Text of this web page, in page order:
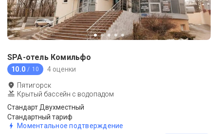
SPA-отель Комильфо
10.0 / 10 4 оценки
Пятигорск
Крытый бассейн с водопадом
Стандарт Двухместный
Стандартный тариф
Моментальное подтверждение